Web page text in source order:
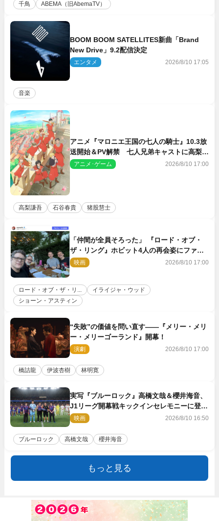
千鳥 ABEMA（旧AbemaTV）
BOOM BOOM SATELLITES新曲「Brand
New Drive」9.2配信決定
エンタメ 2026/8/10 17:05
音楽
アニメ『マロニエ王国の七人の騎士』10.3放
送開始＆PV解禁 七人兄弟キャストに高梨謙
吾、川島零士ら
アニメ･ゲーム 2026/8/10 17:00
高梨謙吾 石谷春貴 猪股慧士
「仲間が全員そろった」 『ロード・オブ・
ザ・リング』ホビット4人の再会姿にファン
感激
映画 2026/8/10 17:00
ロード・オブ・ザ・リ...
イライジャ・ウッド
ショーン・アスティン
“失敗”の価値を問い直す――『メリー・メリ
ー・メリーゴーランド』開幕！
演劇 2026/8/10 17:00
橋詰龍 伊波杏樹 林明寛
実写『ブルーロック』高橋文哉＆櫻井海音、
J1リーグ開幕戦キックインセレモニーに登場
＆喜びの声到着
映画 2026/8/10 16:50
ブルーロック 高橋文哉 櫻井海音
もっと見る